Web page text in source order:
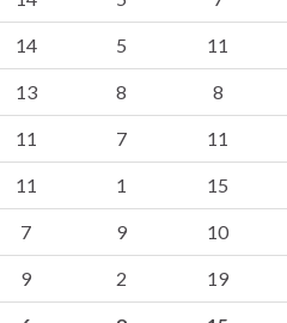
14 5 11
13 8 8
11 7 11
11 1 15
7 9 10
9 2 19